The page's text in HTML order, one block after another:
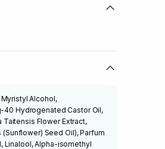
Alcohol,
40 Hydrogenated Castor Oil,
Taitensis Flower Extract,
Seed Oil), Parfum
Linalool, Alpha-isomethyl